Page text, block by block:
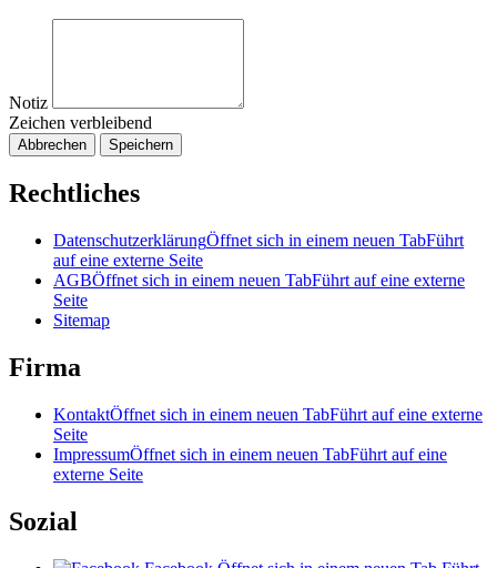
Notiz
Zeichen verbleibend
Abbrechen Speichern
Rechtliches
DatenschutzerklärungÖffnet sich in einem neuen TabFührt
auf eine externe Seite
AGBÖffnet sich in einem neuen TabFührt auf eine externe
Seite
Sitemap
Firma
KontaktÖffnet sich in einem neuen TabFührt auf eine externe
Seite
ImpressumÖffnet sich in einem neuen TabFührt auf eine
externe Seite
Sozial